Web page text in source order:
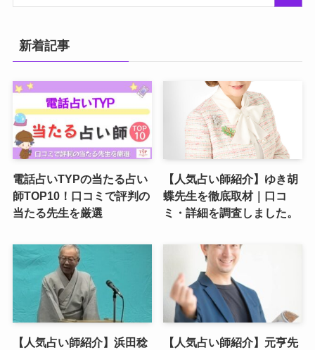
新着記事
電話占いTYPの当たる占い
師TOP10！口コミで評判の
当たる先生を厳選
【人気占い師紹介】ゆき胡
蝶先生を徹底取材｜口コ
ミ・詳細を調査しました。
【人気占い師紹介】浜田稔
【人気占い師紹介】元亨先